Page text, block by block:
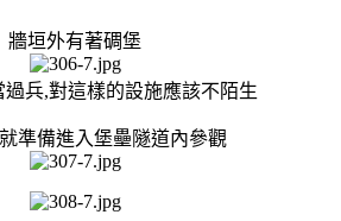
牆垣外有著碉堡
兵,對這樣的設施應該不陌生
準備進入堡壘隧道內參觀